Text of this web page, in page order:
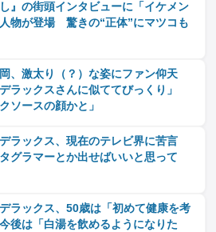
し』の街頭インタビューに「イケメン
物が登場 驚きの“正体”にマツコも
、激太り（？）な姿にファン仰天
デラックスさんに似ててびっくり」
ソースの顔かと」
ラックス、現在のテレビ界に苦言
タグラマーとか出せばいいと思って
ラックス、50歳は「初めて健康を考
後は「白湯を飲めるようになりた